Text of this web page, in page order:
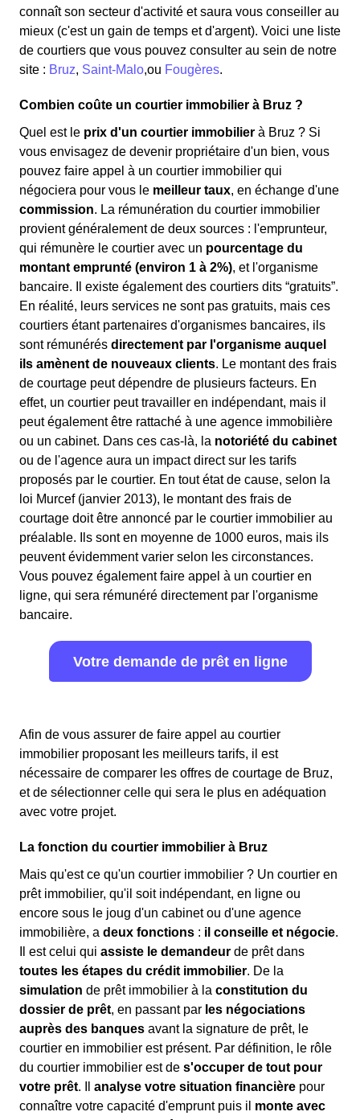
connaît son secteur d'activité et saura vous conseiller au
mieux (c'est un gain de temps et d'argent). Voici une liste
de courtiers que vous pouvez consulter au sein de notre
site : Bruz, Saint-Malo,ou Fougères.
Combien coûte un courtier immobilier à Bruz ?
Quel est le prix d'un courtier immobilier à Bruz ? Si
vous envisagez de devenir propriétaire d'un bien, vous
pouvez faire appel à un courtier immobilier qui
négociera pour vous le meilleur taux, en échange d'une
commission. La rémunération du courtier immobilier
provient généralement de deux sources : l'emprunteur,
qui rémunère le courtier avec un pourcentage du
montant emprunté (environ 1 à 2%), et l'organisme
bancaire. Il existe également des courtiers dits “gratuits”.
En réalité, leurs services ne sont pas gratuits, mais ces
courtiers étant partenaires d'organismes bancaires, ils
sont rémunérés directement par l'organisme auquel
ils amènent de nouveaux clients. Le montant des frais
de courtage peut dépendre de plusieurs facteurs. En
effet, un courtier peut travailler en indépendant, mais il
peut également être rattaché à une agence immobilière
ou un cabinet. Dans ces cas-là, la notoriété du cabinet
ou de l'agence aura un impact direct sur les tarifs
proposés par le courtier. En tout état de cause, selon la
loi Murcef (janvier 2013), le montant des frais de
courtage doit être annoncé par le courtier immobilier au
préalable. Ils sont en moyenne de 1000 euros, mais ils
peuvent évidemment varier selon les circonstances.
Vous pouvez également faire appel à un courtier en
ligne, qui sera rémunéré directement par l'organisme
bancaire.
Votre demande de prêt en ligne
Afin de vous assurer de faire appel au courtier
immobilier proposant les meilleurs tarifs, il est
nécessaire de comparer les offres de courtage de Bruz,
et de sélectionner celle qui sera le plus en adéquation
avec votre projet.
La fonction du courtier immobilier à Bruz
Mais qu'est ce qu'un courtier immobilier ? Un courtier en
prêt immobilier, qu'il soit indépendant, en ligne ou
encore sous le joug d'un cabinet ou d'une agence
immobilière, a deux fonctions : il conseille et négocie.
Il est celui qui assiste le demandeur de prêt dans
toutes les étapes du crédit immobilier. De la
simulation de prêt immobilier à la constitution du
dossier de prêt, en passant par les négociations
auprès des banques avant la signature de prêt, le
courtier en immobilier est présent. Par définition, le rôle
du courtier immobilier est de s'occuper de tout pour
votre prêt. Il analyse votre situation financière pour
connaître votre capacité d'emprunt puis il monte avec